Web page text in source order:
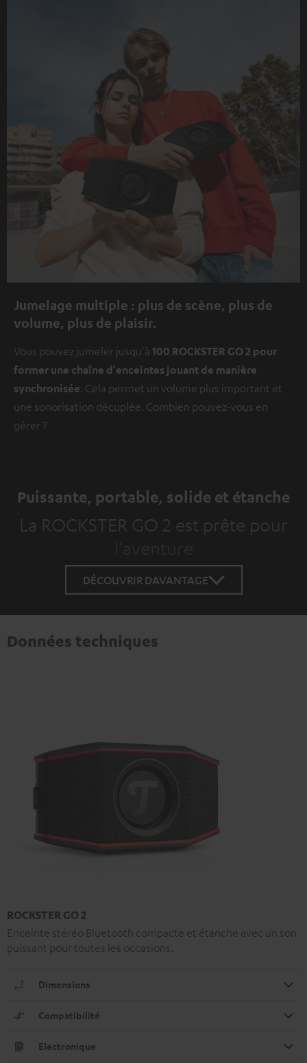
Jumelage multiple : plus de scène, plus de
volume, plus de plaisir.
Vous pouvez jumeler jusqu'à 100 ROCKSTER GO 2 pour
former une chaîne d'enceintes jouant de manière
synchronisée. Cela permet un volume plus important et
une sonorisation décuplée. Combien pouvez-vous en
gérer ?
Puissante, portable, solide et étanche
La ROCKSTER GO 2 est prête pour
DÉCOUVRIR DAVANTAGE
Données techniques
ROCKSTER GO 2
Enceinte stéréo Bluetooth compacte et étanche avec un son
puissant pour toutes les occasions.
Dimensions
Compatibilité
Electronique